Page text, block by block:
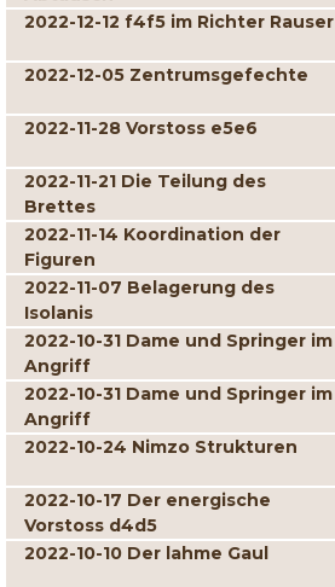
2022-12-12 f4f5 im Richter Rauser
2022-12-05 Zentrumsgefechte
2022-11-28 Vorstoss e5e6
2022-11-21 Die Teilung des
Brettes
2022-11-14 Koordination der
Figuren
2022-11-07 Belagerung des
Isolanis
2022-10-31 Dame und Springer im
Angriff
2022-10-31 Dame und Springer im
Angriff
2022-10-24 Nimzo Strukturen
2022-10-17 Der energische
Vorstoss d4d5
2022-10-10 Der lahme Gaul